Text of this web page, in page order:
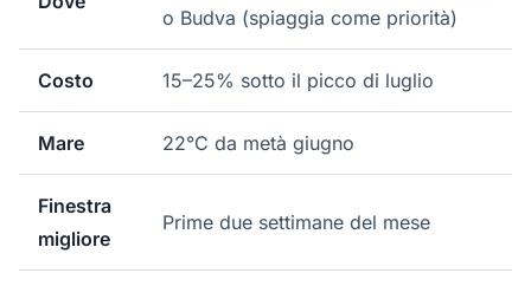
o Budva (spiaggia come priorità)
Costo 15–25% sotto il picco di luglio
Mare 22°C da metà giugno
Finestra
migliore
Prime due settimane del mese